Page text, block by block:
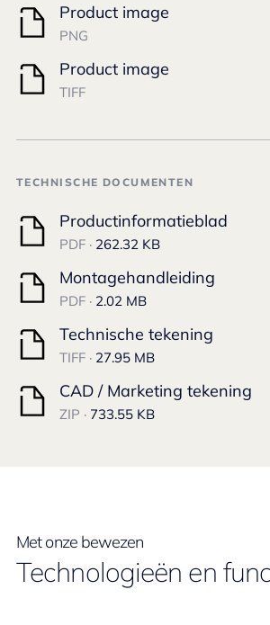
Product image
PNG
Product image
TIFF
TECHNISCHE DOCUMENTEN
Productinformatieblad
PDF · 262.32 KB
Montagehandleiding
PDF · 2.02 MB
Technische tekening
TIFF · 27.95 MB
CAD / Marketing tekening
ZIP · 733.55 KB
Met onze bewezen
Technologieën en